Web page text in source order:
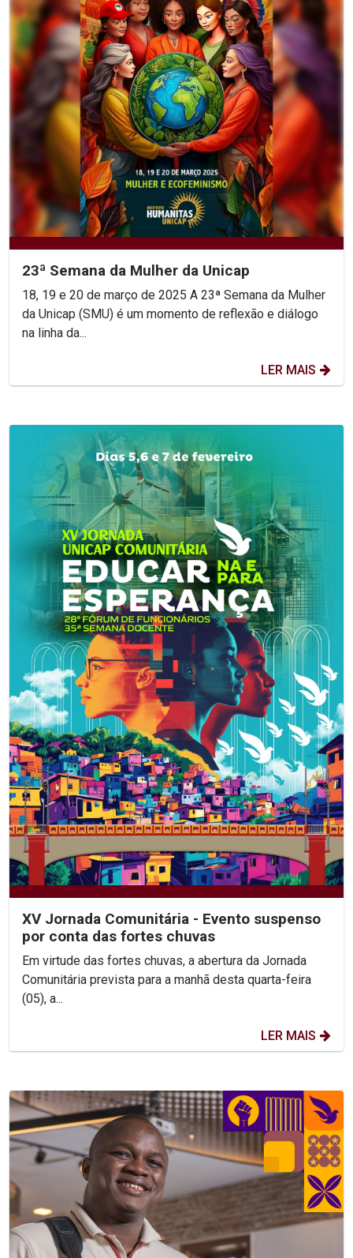
23ª Semana da Mulher da Unicap
18, 19 e 20 de março de 2025 A 23ª Semana da Mulher
da Unicap (SMU) é um momento de reflexão e diálogo
na linha da...
LER MAIS
XV Jornada Comunitária - Evento suspenso
por conta das fortes chuvas
Em virtude das fortes chuvas, a abertura da Jornada
Comunitária prevista para a manhã desta quarta-feira
(05), a...
LER MAIS